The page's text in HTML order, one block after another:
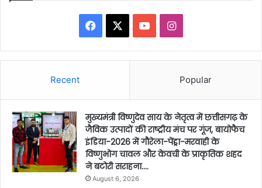
Facebook YouTubeInstagram
Recent Popular
मुख्यमंत्री विष्णुदेव साय के नेतृत्व में छत्तीसगढ़ के
जैविक उत्पादों की राष्ट्रीय मंच पर गूंज, बायोफैच
इंडिया-2026 में गौरेला-पेंड्रा-मरवाही के
विष्णुभोग चावल और केवची के प्राकृतिक शहद
ने बटोरी सराहना….
August 6, 2026